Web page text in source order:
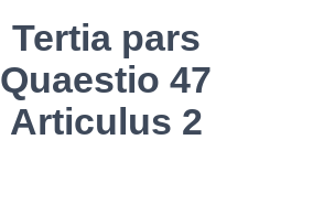
Tertia pars
Quaestio 47
Articulus 2